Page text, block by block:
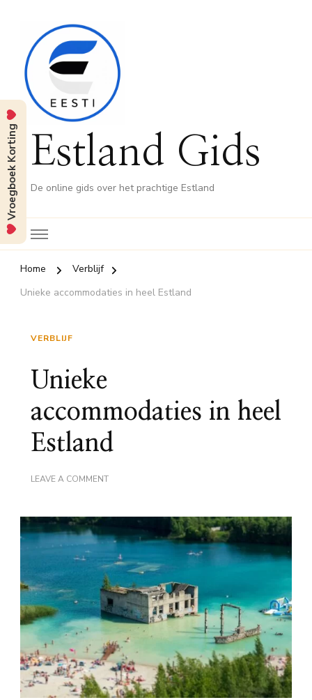
Estland Gids
De online gids over het prachtige Estland
Home
Verblijf
Unieke accommodaties in heel Estland
VERBLIJF
Unieke
accommodaties in heel
Estland
LEAVE A COMMENTON
ESTLAND
Vroegboek Korting